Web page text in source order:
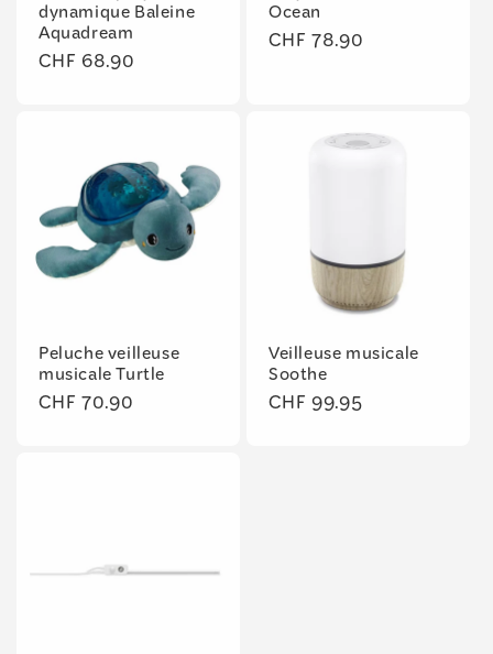
dynamique Baleine
Aquadream
Prix
CHF 68.90
Ocean
Prix
CHF 78.90
Peluche veilleuse
musicale Turtle
Prix
CHF 70.90
Veilleuse musicale
Soothe
Prix
CHF 99.95